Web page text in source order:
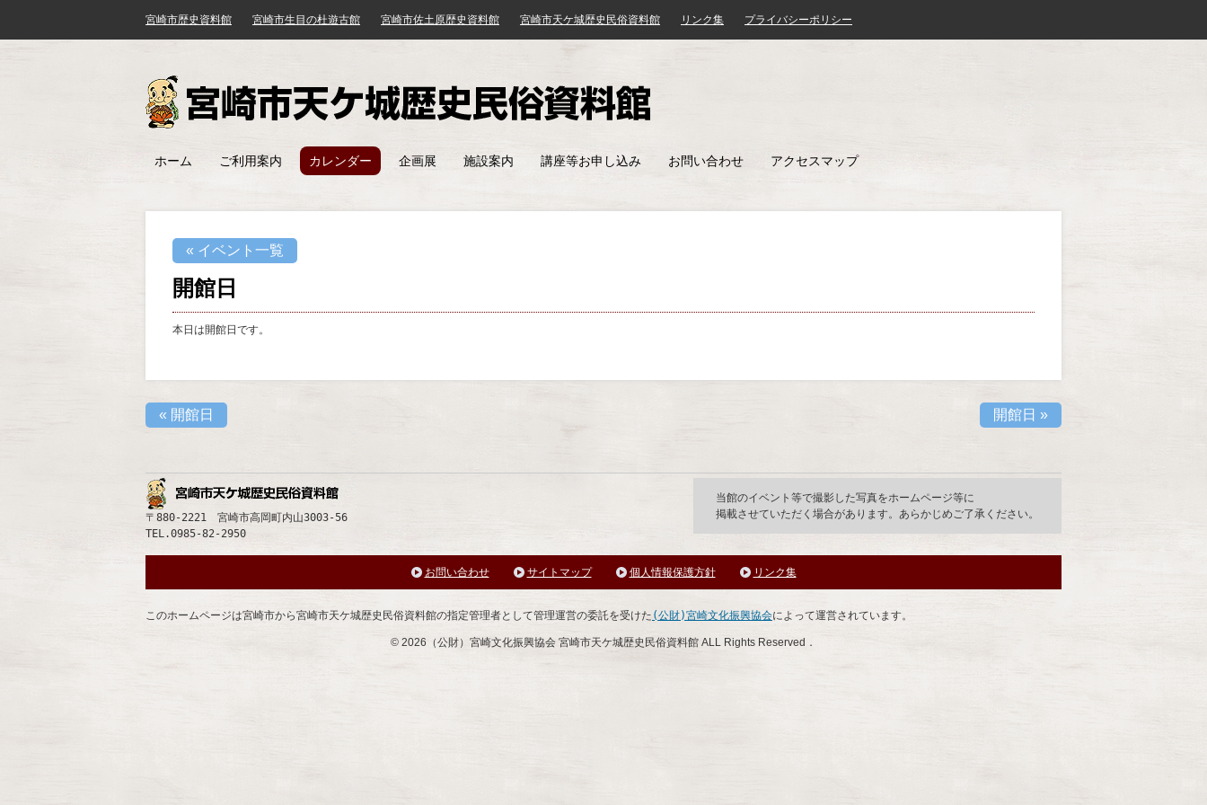
ホーム ご利用案内 カレンダー 企画展 施設案内 講座等お申し込み お問い合わせ アクセスマップ
宮崎市歴史資料館 宮崎市生目の杜遊古館 宮崎市佐土原歴史資料館 宮崎市天ケ城歴史民俗資料館 リンク集 プライバシーポリシー
« イベント一覧
開館日
本日は開館日です。
« 開館日 開館日 »
〒880-2221 宮崎市高岡町内山3003-56
TEL.0985-82-2950
当館のイベント等で撮影した写真をホームページ等に
掲載させていただく場合があります。あらかじめご了承ください。
お問い合わせ サイトマップ 個人情報保護方針 リンク集
このホームページは宮崎市から宮崎市天ケ城歴史民俗資料館の指定管理者として管理運営の委託を受けた (公財)宮崎文化振興協会によって運営されています。
© 2026（公財）宮崎文化振興協会 宮崎市天ケ城歴史民俗資料館 ALL Rights Reserved．